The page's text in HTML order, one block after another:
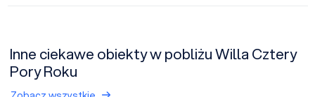
Inne ciekawe obiekty w pobliżu Willa Cztery
Pory Roku